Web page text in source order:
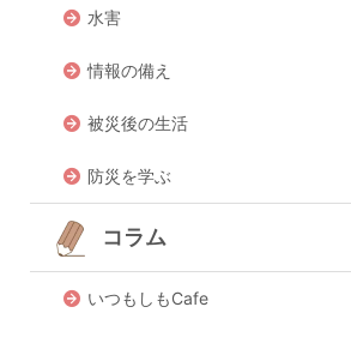
水害
情報の備え
被災後の生活
防災を学ぶ
コラム
いつもしもCafe